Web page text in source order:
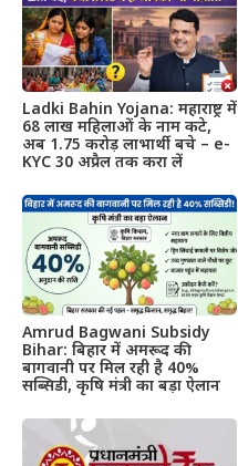
Ladki Bahin Yojana: महाराष्ट्र में
68 लाख महिलाओं के नाम कटे,
अब 1.75 करोड़ लाभार्थी बचे – e-
KYC 30 अप्रैल तक करा लें
Amrud Bagwani Subsidy
Bihar: बिहार में अमरूद की
बागवानी पर मिल रही है 40%
सब्सिडी, कृषि मंत्री का बड़ा ऐलान